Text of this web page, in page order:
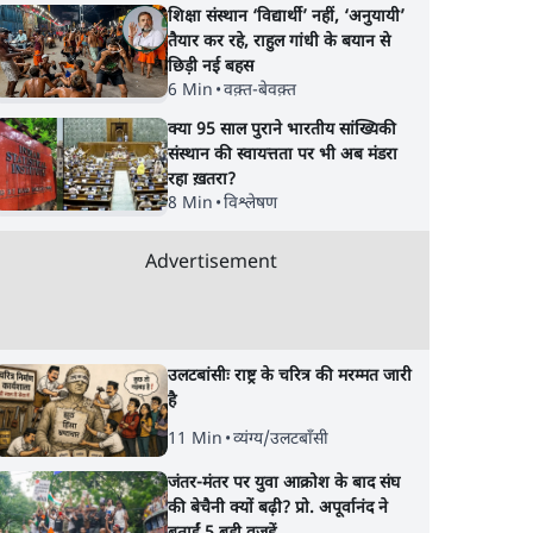
शिक्षा संस्थान ‘विद्यार्थी’ नहीं, ‘अनुयायी’
तैयार कर रहे, राहुल गांधी के बयान से
छिड़ी नई बहस
6 Min •वक़्त-बेवक़्त
क्या 95 साल पुराने भारतीय सांख्यिकी
संस्थान की स्वायत्तता पर भी अब मंडरा
रहा ख़तरा?
8 Min •विश्लेषण
Advertisement
उलटबांसीः राष्ट्र के चरित्र की मरम्मत जारी
है
11 Min •व्यंग्य/उलटबाँसी
जंतर-मंतर पर युवा आक्रोश के बाद संघ
की बेचैनी क्यों बढ़ी? प्रो. अपूर्वानंद ने